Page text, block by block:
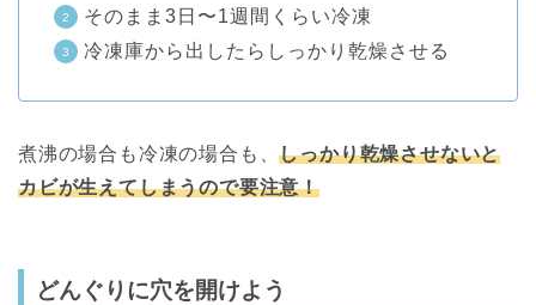
そのまま3日〜1週間くらい冷凍
冷凍庫から出したらしっかり乾燥させる
煮沸の場合も冷凍の場合も、しっかり乾燥させないと
カビが生えてしまうので要注意！
どんぐりに穴を開けよう